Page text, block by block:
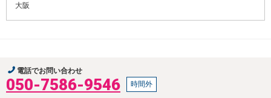
大阪
電話でお問い合わせ
050-7586-9546 時間外